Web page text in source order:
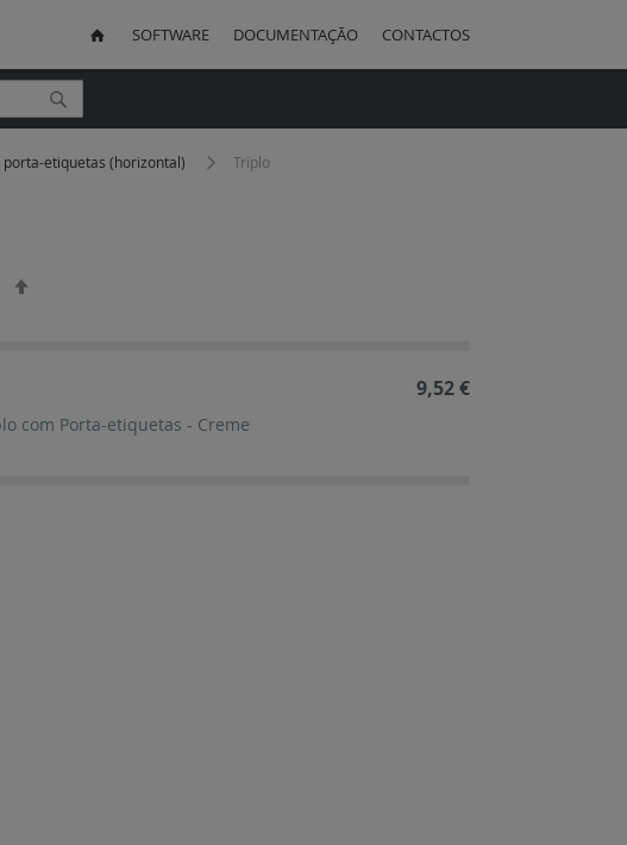
SOFTWARE DOCUMENTAÇÃO CONTACTOS
Pesquisa
etiquetas (horizontal) Triplo
com Porta-etiquetas - Creme
9,52 €